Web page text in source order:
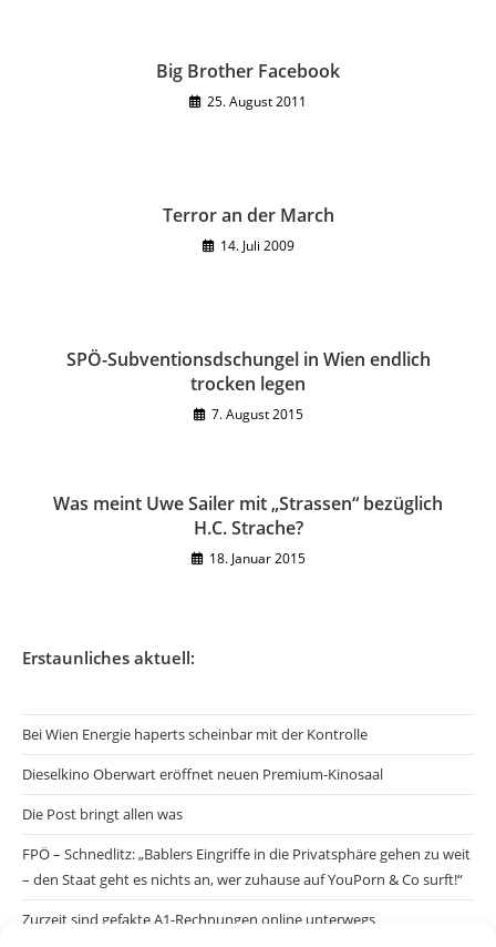
Big Brother Facebook
25. August 2011
Terror an der March
14. Juli 2009
SPÖ-Subventionsdschungel in Wien endlich
trocken legen
7. August 2015
Was meint Uwe Sailer mit „Strassen“ bezüglich
H.C. Strache?
18. Januar 2015
Erstaunliches aktuell:
Bei Wien Energie haperts scheinbar mit der Kontrolle
Dieselkino Oberwart eröffnet neuen Premium-Kinosaal
Die Post bringt allen was
FPÖ – Schnedlitz: „Bablers Eingriffe in die Privatsphäre gehen zu weit
– den Staat geht es nichts an, wer zuhause auf YouPorn & Co surft!“
Zurzeit sind gefakte A1-Rechnungen online unterwegs